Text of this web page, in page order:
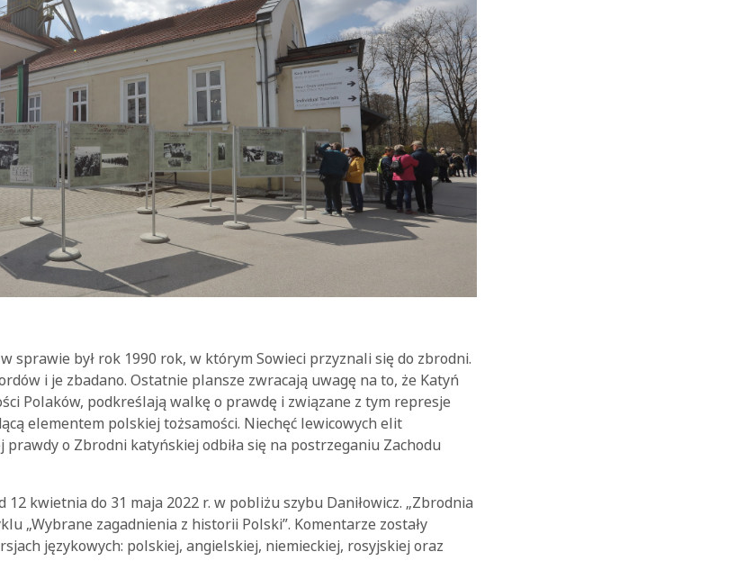
sprawie był rok 1990 rok, w którym Sowieci przyznali się do zbrodni.
i je zbadano. Ostatnie plansze zwracają uwagę na to, że Katyń
Polaków, podkreślają walkę o prawdę i związane z tym represje
elementem polskiej tożsamości. Niechęć lewicowych elit
prawdy o Zbrodni katyńskiej odbiła się na postrzeganiu Zachodu
12 kwietnia do 31 maja 2022 r. w pobliżu szybu Daniłowicz. „Zbrodnia
„Wybrane zagadnienia z historii Polski”. Komentarze zostały
językowych: polskiej, angielskiej, niemieckiej, rosyjskiej oraz